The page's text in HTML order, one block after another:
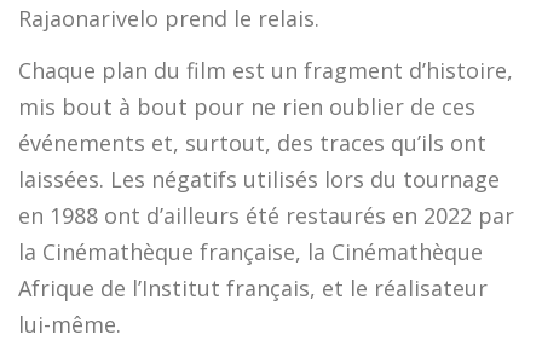
Rajaonarivelo prend le relais.
Chaque plan du film est un fragment d’histoire,
mis bout à bout pour ne rien oublier de ces
événements et, surtout, des traces qu’ils ont
laissées. Les négatifs utilisés lors du tournage
en 1988 ont d’ailleurs été restaurés en 2022 par
la Cinémathèque française, la Cinémathèque
Afrique de l’Institut français, et le réalisateur
lui-même.